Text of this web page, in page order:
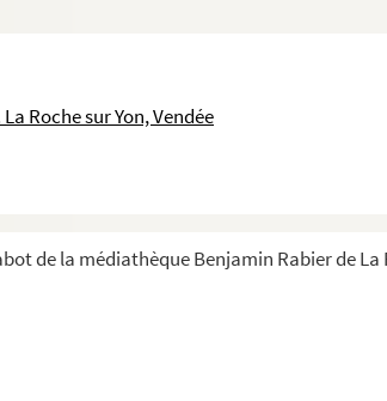
Roche sur Yon, Vendée
de la médiathèque Benjamin Rabier de La
textes sur Marcel Chabot et coupures de presse